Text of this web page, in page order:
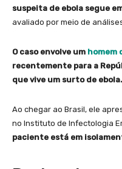
suspeita de ebola segue
avaliado por meio de
O caso envolve um homem
recentemente para a
que vive um surto de ebola.
Ao chegar ao Brasil, ele
no Instituto de Infectologia
paciente está em